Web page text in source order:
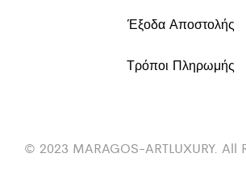
Έξοδα Αποστολής
Τρόποι Πληρωμής
© 2023 MARAGOS-ARTLUXURY. All